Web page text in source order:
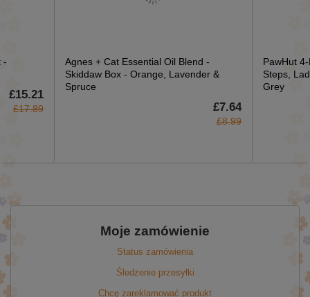
-
£15.21
£17.89
Agnes + Cat Essential Oil Blend -
Skiddaw Box - Orange, Lavender &
Spruce
£7.64
£8.99
PawHut
Steps,
Grey
Moje zamówienie
Status zamówienia
Śledzenie przesyłki
Chcę zareklamować produkt